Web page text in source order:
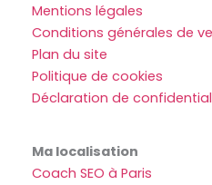
Mentions légales
Conditions générales de
Plan du site
Politique de cookies
Déclaration de
Ma localisation
Coach SEO à Paris